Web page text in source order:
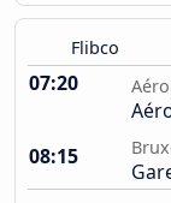
Flibco
07:20
08:15